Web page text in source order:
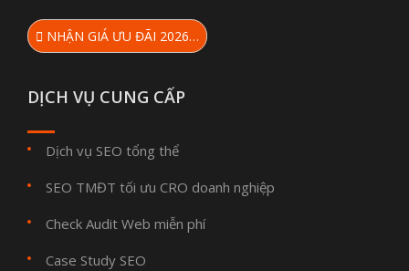
NHẬN GIÁ ƯU ĐÃI 2026…
DỊCH VỤ CUNG CẤP
Dịch vụ SEO tổng thể
SEO TMĐT tối ưu CRO doanh nghiệp
Check Audit Web miễn phí
Case Study SEO